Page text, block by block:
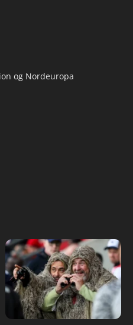
og Nordeuropa